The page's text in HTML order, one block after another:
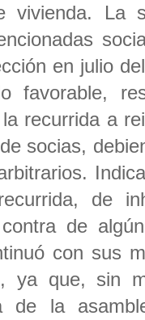
La
en julio
favorable,
recurrida a
socias,
de
de
con sus
ya que, sin
de la